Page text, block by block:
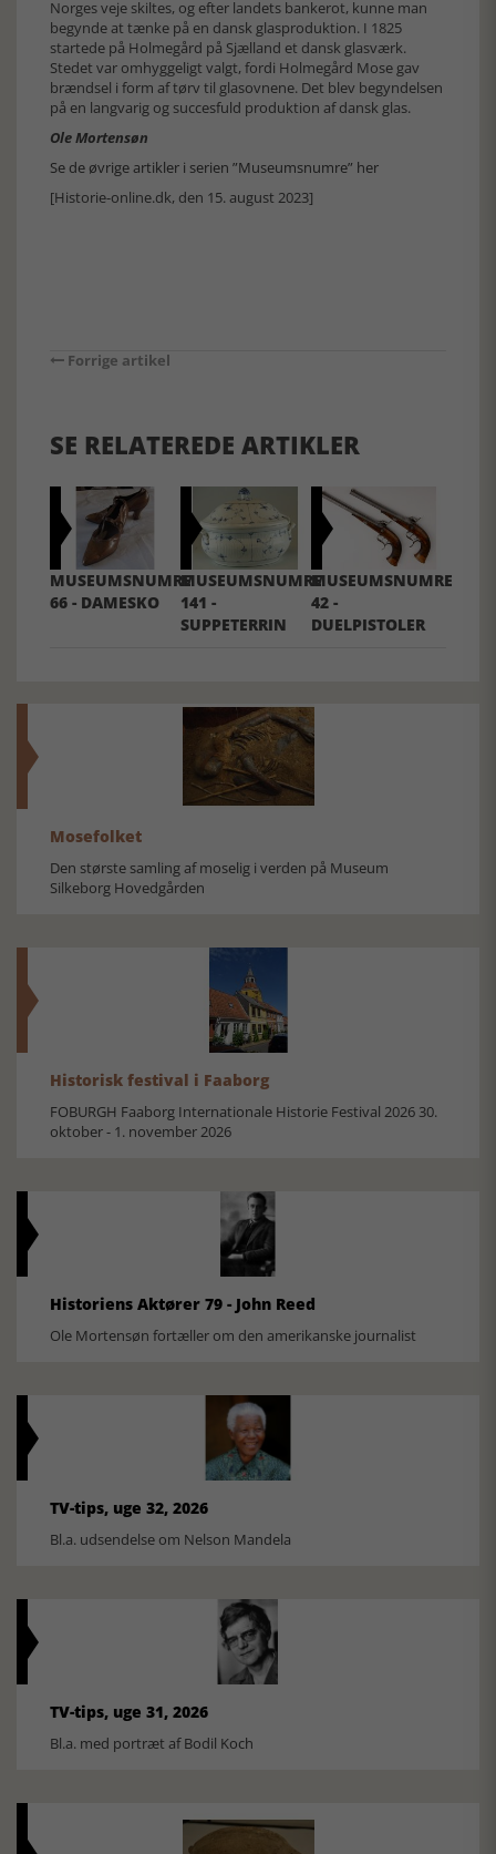
Norges veje skiltes, og efter landets bankerot, kunne man
begynde at tænke på en dansk glasproduktion. I 1825
startede på Holmegård på Sjælland et dansk glasværk.
Stedet var omhyggeligt valgt, fordi Holmegård Mose gav
brændsel i form af tørv til glasovnene. Det blev begyndelsen
på en langvarig og succesfuld produktion af dansk glas.
Ole Mortensøn
Se de øvrige artikler i serien ”Museumsnumre” her
[Historie-online.dk, den 15. august 2023]
Forrige artikel
SE RELATEREDE ARTIKLER
MUSEUMSNUMRE
66 - DAMESKO
MUSEUMSNUMRE
141 -
SUPPETERRIN
MUSEUMSNUMRE
42 -
DUELPISTOLER
Mosefolket
Den største samling af moselig i verden på Museum
Silkeborg Hovedgården
Historisk festival i Faaborg
FOBURGH Faaborg Internationale Historie Festival 2026 30.
oktober - 1. november 2026
Historiens Aktører 79 - John Reed
Ole Mortensøn fortæller om den amerikanske journalist
TV-tips, uge 32, 2026
Bl.a. udsendelse om Nelson Mandela
TV-tips, uge 31, 2026
Bl.a. med portræt af Bodil Koch